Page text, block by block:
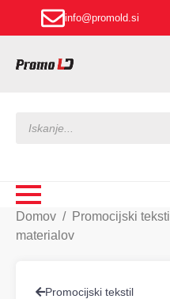
info@promold.si
search
Domov Promocijski tekstil
materialov
Promocijski tekstil